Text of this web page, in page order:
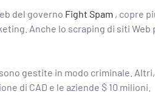
del governo Fight Spam , copre
Anche lo scraping di siti Web
gestite in modo criminale.
di CAD e le aziende $ 10 milioni.